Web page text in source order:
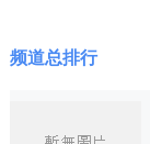
频道总排行